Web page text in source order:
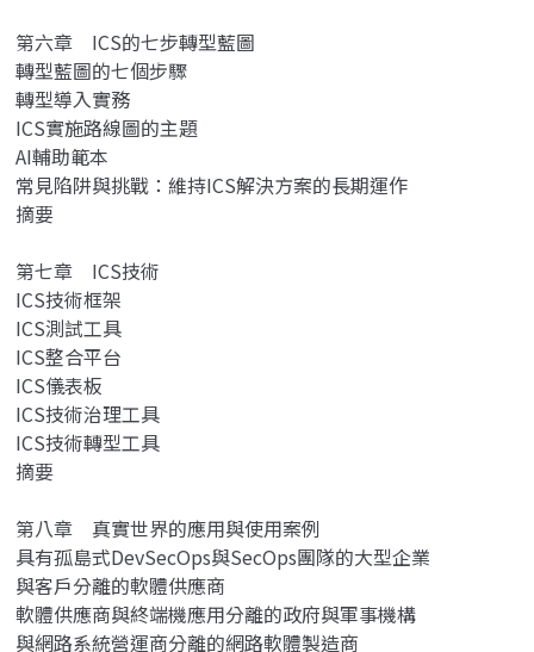
第六章 ICS的七步轉型藍圖
轉型藍圖的七個步驟
轉型導入實務
ICS實施路線圖的主題
AI輔助範本
常見陷阱與挑戰：維持ICS解決方案的長期運作
摘要
第七章 ICS技術
ICS技術框架
ICS測試工具
ICS整合平台
ICS儀表板
ICS技術治理工具
ICS技術轉型工具
摘要
第八章 真實世界的應用與使用案例
具有孤島式DevSecOps與SecOps團隊的大型企業
與客戶分離的軟體供應商
軟體供應商與終端機應用分離的政府與軍事機構
與網路系統營運商分離的網路軟體製造商